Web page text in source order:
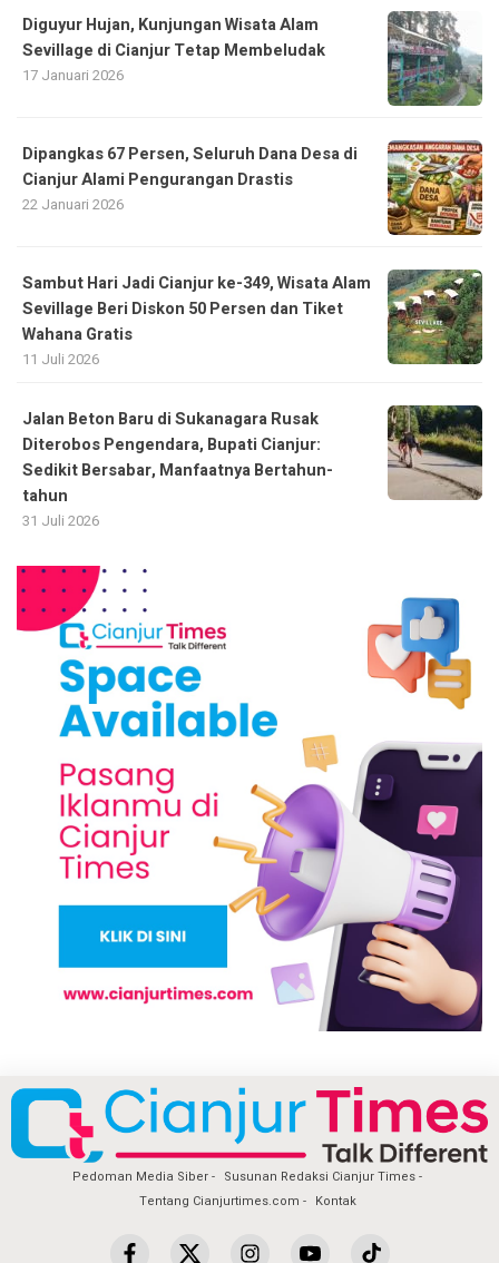
Diguyur Hujan, Kunjungan Wisata Alam
Sevillage di Cianjur Tetap Membeludak
17 Januari 2026
Dipangkas 67 Persen, Seluruh Dana Desa di
Cianjur Alami Pengurangan Drastis
22 Januari 2026
Sambut Hari Jadi Cianjur ke-349, Wisata Alam
Sevillage Beri Diskon 50 Persen dan Tiket
Wahana Gratis
11 Juli 2026
Jalan Beton Baru di Sukanagara Rusak
Diterobos Pengendara, Bupati Cianjur:
Sedikit Bersabar, Manfaatnya Bertahun-
tahun
31 Juli 2026
Pedoman Media Siber
Susunan Redaksi Cianjur Times
Tentang Cianjurtimes.com
Kontak